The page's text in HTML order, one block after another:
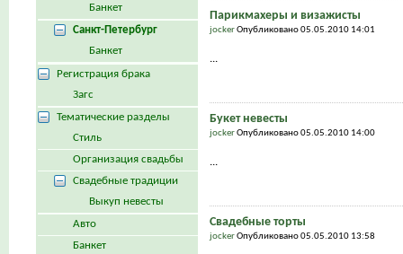
Парикмахеры и визажисты
jockerОпубликовано 05.05.2010 14:01
...
Букет невесты
jockerОпубликовано 05.05.2010 14:00
...
Свадебные торты
jockerОпубликовано 05.05.2010 13:58
Банкет
Санкт-Петербург
Банкет
Регистрация брака
Загс
Тематические разделы
Стиль
Организация свадьбы
Свадебные традиции
Выкуп невесты
Авто
Банкет